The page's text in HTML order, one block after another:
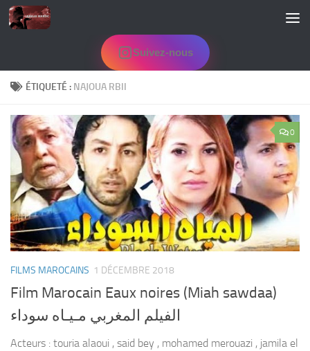
Skip to content
Suivez-nous
ÉTIQUETÉ : NAJOUA RBII
0
FILMS MAROCAINS 1 DÉCEMBRE 2018
Film Marocain Eaux noires (Miah sawdaa)
الفيلم المغربي مـيـاه سوداء
Acteurs : touria alaoui , said bey , mohamed merouazi , jamila el